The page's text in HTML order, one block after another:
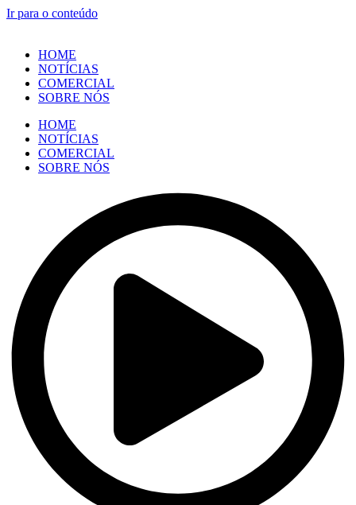
Ir para o conteúdo
HOME
NOTÍCIAS
COMERCIAL
SOBRE NÓS
HOME
NOTÍCIAS
COMERCIAL
SOBRE NÓS